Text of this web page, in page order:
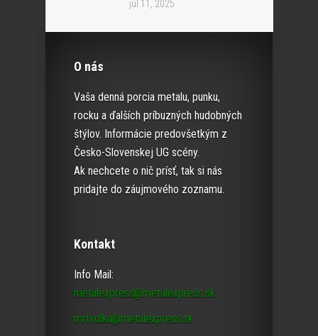
júl 11, 2025
O nás
Vaša denná porcia metalu, punku,
rocku a ďalších príbuzných hudobných
štýlov. Informácie predovšetkým z
Česko-Slovenskej UG scény.
Ak nechcete o nič prísť, tak si nás
pridajte do záujmového zoznamu.
Kontakt
Info Mail:
metalexpress@metalexpress.sk
mrtvolka@metalexpress.sk